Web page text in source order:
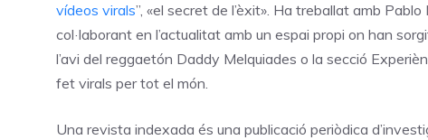
vídeos virals”, «el secret de l’èxit». Ha treballat amb
col·laborant en l’actualitat amb un espai propi on han
l’avi del reggaetón Daddy Melquiades o la secció
fet virals per tot el món.
Una revista indexada és una publicació periòdica